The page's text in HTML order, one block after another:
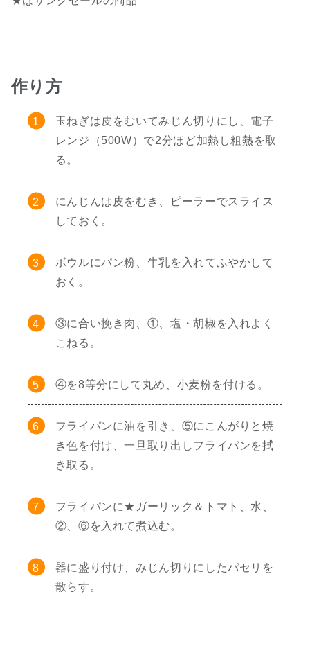
作り方
玉ねぎは皮をむいてみじん切りにし、電子
レンジ（500W）で2分ほど加熱し粗熱を取
る。
にんじんは皮をむき、ピーラーでスライス
しておく。
ボウルにパン粉、牛乳を入れてふやかして
おく。
③に合い挽き肉、①、塩・胡椒を入れよく
こねる。
④を8等分にして丸め、小麦粉を付ける。
フライパンに油を引き、⑤にこんがりと焼
き色を付け、一旦取り出しフライパンを拭
き取る。
フライパンに★ガーリック＆トマト、水、
②、⑥を入れて煮込む。
器に盛り付け、みじん切りにしたパセリを
散らす。